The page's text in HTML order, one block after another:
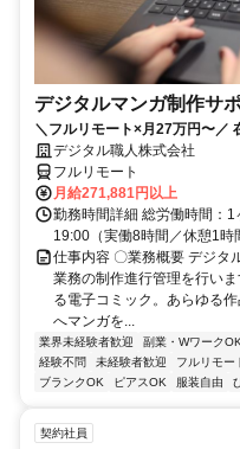
デジタルマンガ制作サ
＼フルリモート×月27万円〜／
デジタル職人株式会社
フルリモート
月給271,881円以上
勤務時間詳細 総労働時間：
19:00（実働8時間／休憩1時
仕事内容 〇業務概要 デジタ
業務の制作進行管理を行い
る電子コミック。あらゆる
へマンガを...
業界未経験者歓迎 副業・Wワーク
経験不問
未経験者歓迎 フルリモー
ブランクOK
ピアスOK 服装自由
契約社員